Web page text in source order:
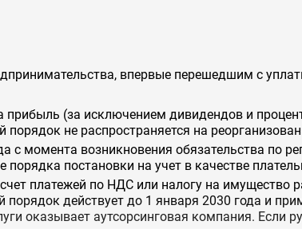
впервые перешедшим с
(за исключением дивидендов и
порядок не распространяется на
с момента возникновения обязательства по
постановки на учет в качестве
платежей по НДС или налогу на имущество
действует до 1 января 2030 года и
оказывает аутсорсинговая компания. Если